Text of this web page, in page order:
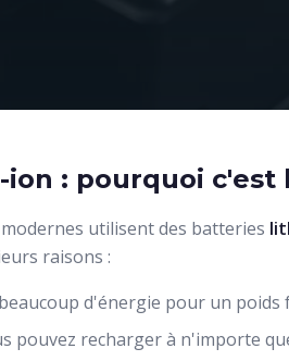
: pourquoi c'est
utilisent des batteries
raisons :
beaucoup d'énergie pour un poids
pouvez recharger à n'importe